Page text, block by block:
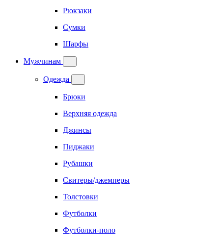
Рюкзаки
Сумки
Шарфы
Мужчинам
Одежда
Брюки
Верхняя одежда
Джинсы
Пиджаки
Рубашки
Свитеры/джемперы
Толстовки
Футболки
Футболки-поло